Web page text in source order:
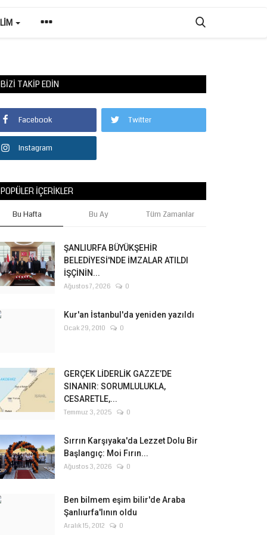
BIZI TAKIP EDIN
Facebook Twitter
Instagram
POPÜLER İÇERIKLER
Bu Hafta Bu Ay Tüm Zamanlar
ŞANLIURFA BÜYÜKŞEHİR
BELEDİYESİ'NDE İMZALAR ATILDI
İŞÇİNİN...
Ağustos 7, 2026 0
Kur'an İstanbul'da yeniden yazıldı
Ocak 29, 2010 0
GERÇEK LİDERLİK GAZZE’DE
SINANIR: SORUMLULUKLA,
CESARETLE,...
Temmuz 3, 2025 0
Sırrın Karşıyaka'da Lezzet Dolu Bir
Başlangıç: Moi Fırın...
Ağustos 3, 2026 0
Ben bilmem eşim bilir'de Araba
Şanlıurfa'lının oldu
Aralık 15, 2012 0